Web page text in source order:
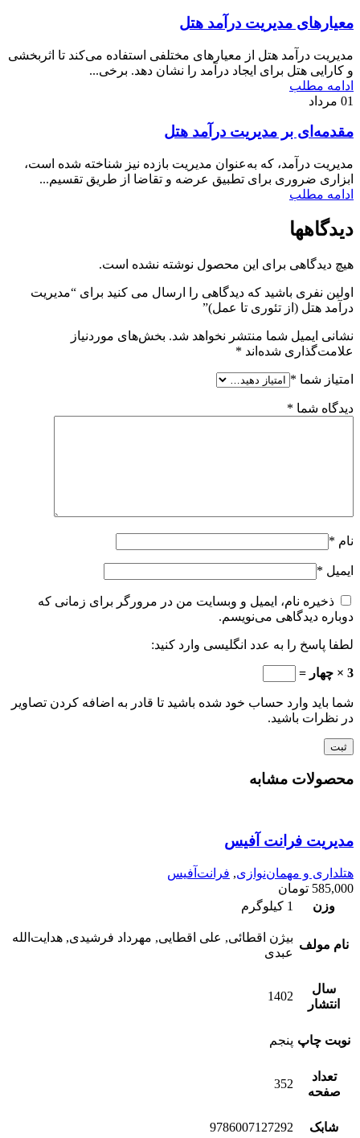
معیارهای مدیریت درآمد هتل
مدیریت درآمد هتل از معیارهای مختلفی استفاده می‌کند تا اثربخشی
و کارایی هتل برای ایجاد درآمد را نشان دهد. برخی...
ادامه مطلب
01 مرداد
مقدمه‌ای بر مدیریت درآمد هتل
مدیریت درآمد، که به‌عنوان مدیریت بازده نیز شناخته شده است،
ابزاری ضروری برای تطبیق عرضه و تقاضا از طریق تقسیم...
ادامه مطلب
دیدگاهها
هیچ دیدگاهی برای این محصول نوشته نشده است.
اولین نفری باشید که دیدگاهی را ارسال می کنید برای “مدیریت
درآمد هتل (از تئوری تا عمل)”
نشانی ایمیل شما منتشر نخواهد شد. بخش‌های موردنیاز
علامت‌گذاری شده‌اند *
امتیاز شما *
دیدگاه شما *
نام *
ایمیل *
ذخیره نام، ایمیل و وبسایت من در مرورگر برای زمانی که
دوباره دیدگاهی می‌نویسم.
لطفا پاسخ را به عدد انگلیسی وارد کنید:
3 × چهار =
شما باید وارد حساب خود شده باشید تا قادر به اضافه کردن تصاویر
در نظرات باشید.
محصولات مشابه
مدیریت فرانت آفیس
هتلداری و مهمان‌نوازی, فرانت‌آفیس
585,000 تومان
وزن
1 کیلوگرم
نام مولف
بیژن اقطائی, علی اقطایی, مهرداد فرشیدی, هدایت‌الله
عبدی
سال
انتشار
1402
نوبت چاپ پنجم
تعداد
صفحه
352
شابک 9786007127292